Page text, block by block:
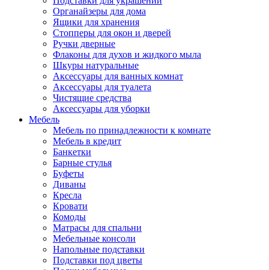
Органайзеры для дома
Ящики для хранения
Стопперы для окон и дверей
Ручки дверные
Флаконы для духов и жидкого мыла
Шкуры натуральные
Аксессуары для ванных комнат
Аксессуары для туалета
Чистящие средства
Аксессуары для уборки
Мебель
Мебель по принадлежности к комнате
Мебель в кредит
Банкетки
Барные стулья
Буфеты
Диваны
Кресла
Кровати
Комоды
Матрасы для спальни
Мебельные консоли
Напольные подставки
Подставки под цветы